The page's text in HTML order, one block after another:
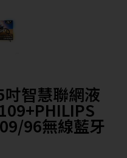
智慧聯網液
96無線藍牙